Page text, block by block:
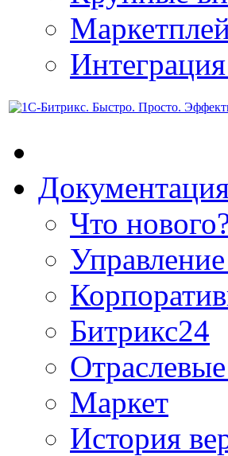
Что
Битрикс24
Маркет
История